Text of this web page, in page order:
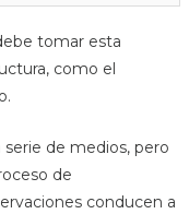
tomar esta
como el
de medios, pero
de
conducen a